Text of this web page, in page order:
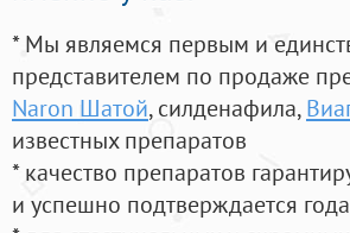
* Мы являемся первым и
представителем по продаже
Naron Шатой, силденафила,
известных препаратов
* качество препаратов
и успешно подтверждается